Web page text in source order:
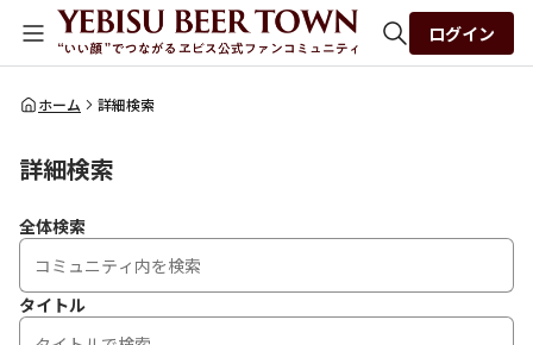
全体検索
ログイン
ホーム 詳細検索
詳細検索
全体検索
タイトル